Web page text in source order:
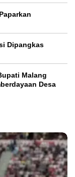
Dipangkas
Malang
Desa